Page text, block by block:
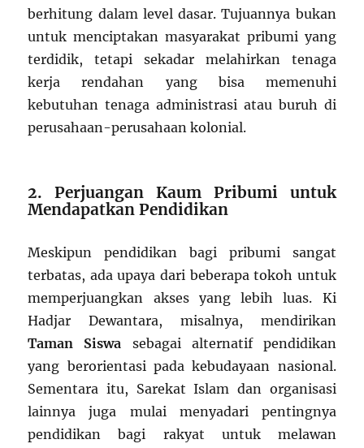
berhitung dalam level dasar. Tujuannya bukan
untuk menciptakan masyarakat pribumi yang
terdidik, tetapi sekadar melahirkan tenaga
kerja rendahan yang bisa memenuhi
kebutuhan tenaga administrasi atau buruh di
perusahaan-perusahaan kolonial.
2. Perjuangan Kaum Pribumi untuk
Mendapatkan Pendidikan
Meskipun pendidikan bagi pribumi sangat
terbatas, ada upaya dari beberapa tokoh untuk
memperjuangkan akses yang lebih luas. Ki
Hadjar Dewantara, misalnya, mendirikan
Taman Siswa sebagai alternatif pendidikan
yang berorientasi pada kebudayaan nasional.
Sementara itu, Sarekat Islam dan organisasi
lainnya juga mulai menyadari pentingnya
pendidikan bagi rakyat untuk melawan